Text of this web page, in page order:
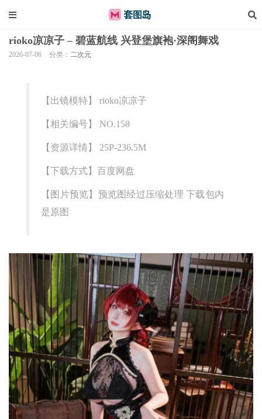
rioko凉凉子 – 碧蓝航线 兴登堡旗袍·深阁舞戏
2026-07-06 分类： 二次元
【出镜模特】 rioko凉凉子
【相关编号】 NO.158
【资源详情】 25P-236.5M
【下载方式】百度网盘
【图片预览】预览图经过压缩处理 下载包内
是原图